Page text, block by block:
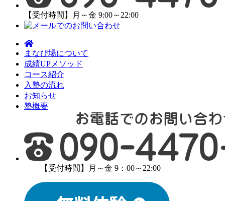
【受付時間】月～金 9:00～22:00
まなび場について
成績UPメソッド
コース紹介
入塾の流れ
お知らせ
塾概要
【受付時間】月～金 9：00～22:00